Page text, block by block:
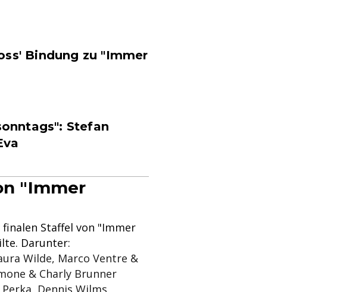
Bindung zu "Immer
Stefan
"Immer
Staffel von "Immer
Darunter:
Wilde, Marco Ventre &
& Charly Brunner
Dennis Wilms,